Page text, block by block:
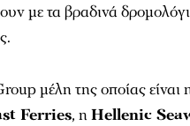
με τα βραδινά
μέλη της οποίας είναι
Ferries, ηHellenic